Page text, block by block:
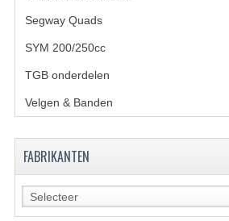
BRANDSTOF SYSTEEM
KABELS
Segway Quads(6)
SYM 200/250cc(15)
TGB onderdelen
Velgen & Banden
FABRIKANTEN